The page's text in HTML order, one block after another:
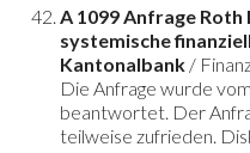
A 1099 Anfrage
systemische
Kantonalbank /
Die Anfrage wurde
beantwortet. Der
teilweise zufrieden.